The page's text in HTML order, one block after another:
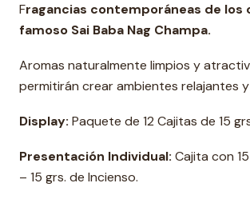
Fragancias contemporáneas de los
famoso Sai Baba Nag Champa.
Aromas naturalmente limpios y
permitirán crear ambientes relajantes
Display: Paquete de 12 Cajitas de 15
Presentación Individual: Cajita con
– 15 grs. de Incienso.